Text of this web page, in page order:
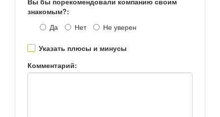
знакомым?:
Да
Нет Не уверен
Указать плюсы и минусы
Комментарий: